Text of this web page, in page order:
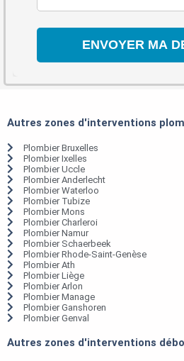
Autres zones d'interventions
Plombier Bruxelles
Plombier Ixelles
Plombier Uccle
Plombier Anderlecht
Plombier Waterloo
Plombier Tubize
Plombier Mons
Plombier Charleroi
Plombier Namur
Plombier Schaerbeek
Plombier Rhode-Saint-Genèse
Plombier Ath
Plombier Liège
Plombier Arlon
Plombier Manage
Plombier Ganshoren
Plombier Genval
Autres zones d'interventions